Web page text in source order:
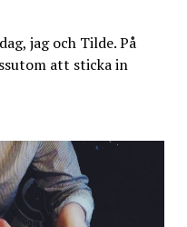
jag och Tilde. På
att sticka in